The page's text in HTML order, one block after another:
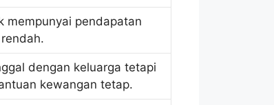
mempunyai pendapatan
dengan keluarga tetapi
kewangan tetap.